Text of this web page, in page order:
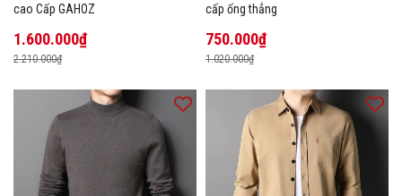
cao Cấp GAHOZ
1.600.000₫
2.210.000₫
cấp ống thẳng
750.000₫
1.020.000₫